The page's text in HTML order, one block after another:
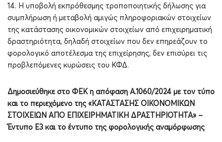
14. Η υποβολή εκπρόθεσμης τροποποιητικής δήλωσης για
συμπλήρωση ή μεταβολή αμιγώς πληροφοριακών στοιχείων
της κατάστασης οικονομικών στοιχείων από επιχειρηματική
δραστηριότητα, δηλαδή στοιχείων που δεν επηρεάζουν το
φορολογικό αποτέλεσμα της επιχείρησης, δεν επισύρει τις
προβλεπόμενες κυρώσεις του ΚΦΔ.
Δημοσιεύθηκε στο ΦΕΚ η απόφαση Α.1060/2024 με τον τύπο
και το περιεχόμενο της «ΚΑΤΑΣΤΑΣΗΣ ΟΙΚΟΝΟΜΙΚΩΝ
ΣΤΟΙΧΕΙΩΝ ΑΠΟ ΕΠΙΧΕΙΡΗΜΑΤΙΚΗ ΔΡΑΣΤΗΡΙΟΤΗΤΑ» –
Έντυπο Ε3 και το έντυπο της φορολογικής αναμόρφωσης